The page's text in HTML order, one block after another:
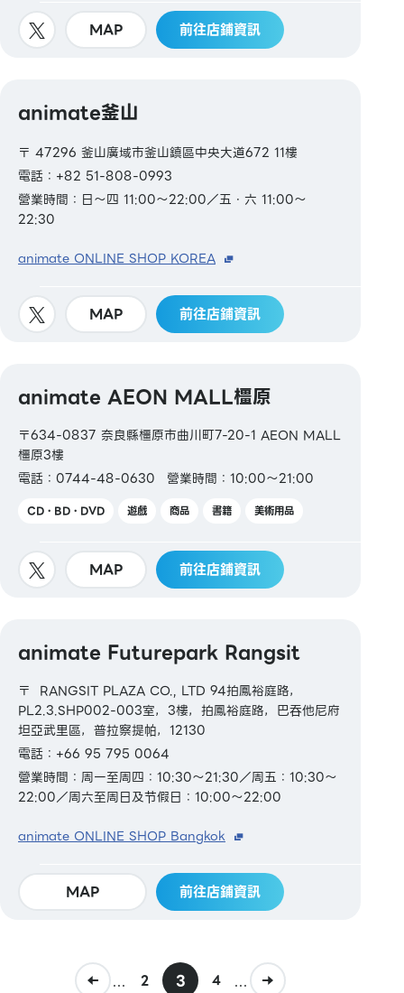
MAP 前往店鋪資訊
animate釜山
〒 47296 釜山廣域市釜山鎮區中央大道672 11樓
電話：+82 51-808-0993
營業時間：日～四 11:00～22:00／五・六 11:00～
22:30
animate ONLINE SHOP KOREA
MAP 前往店鋪資訊
animate AEON MALL橿原
〒634-0837 奈良縣橿原市曲川町7-20-1 AEON MALL
橿原3樓
電話：0744-48-0630
營業時間：10:00～21:00
CD・BD・DVD 遊戲 商品 書籍 美術用品
MAP 前往店鋪資訊
animate Futurepark Rangsit
〒 RANGSIT PLAZA CO., LTD 94拍鳳裕庭路，
PL2.3.SHP002-003室，3樓，拍鳳裕庭路，巴吞他尼府
坦亞武里區，普拉察提帕，12130
電話：+66 95 795 0064
營業時間：周一至周四：10:30～21:30／周五：10:30～
22:00／周六至周日及节假日：10:00～22:00
animate ONLINE SHOP Bangkok
MAP 前往店鋪資訊
... 2 3 4 ...